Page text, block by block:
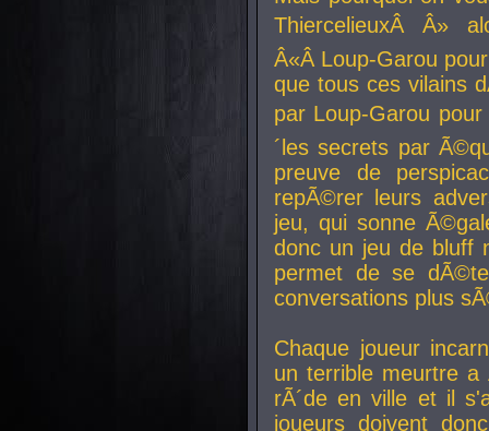
ThiercelieuxÂ Â»
Â«Â Loup-Garou
que tous ces vilains
par Loup-Garou
´les secrets par
preuve de
repÃ©rer leurs
jeu, qui sonne
donc un jeu de bluff
permet de se
conversations plus
Chaque joueur
un terrible meurtre
rÃ´de en ville et il
joueurs doivent